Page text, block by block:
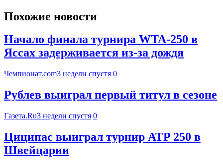
Похожие новости
Начало финала турнира WTA-250 в
Яссах задерживается из-за дождя
Чемпионат.com3 недели спустя 0
Рублев выиграл первый титул в сезоне
Газета.Ru3 недели спустя 0
Циципас выиграл турнир ATP 250 в
Швейцарии